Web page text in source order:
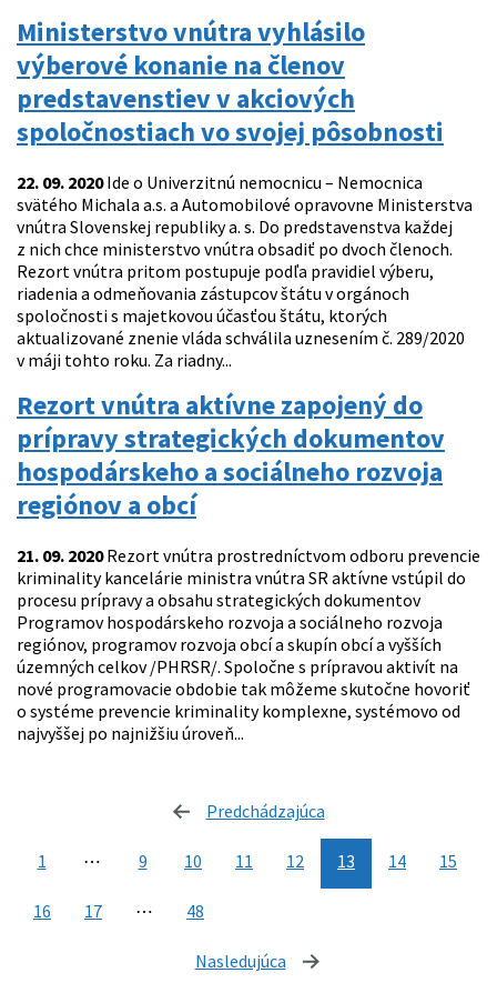
Ministerstvo vnútra vyhlásilo
výberové konanie na členov
predstavenstiev v akciových
spoločnostiach vo svojej pôsobnosti
22. 09. 2020Ide o Univerzitnú nemocnicu – Nemocnica
svätého Michala a.s. a Automobilové opravovne Ministerstva
vnútra Slovenskej republiky a. s. Do predstavenstva každej
z nich chce ministerstvo vnútra obsadiť po dvoch členoch.
Rezort vnútra pritom postupuje podľa pravidiel výberu,
riadenia a odmeňovania zástupcov štátu v orgánoch
spoločnosti s majetkovou účasťou štátu, ktorých
aktualizované znenie vláda schválila uznesením č. 289/2020
v máji tohto roku. Za riadny...
Rezort vnútra aktívne zapojený do
prípravy strategických dokumentov
hospodárskeho a sociálneho rozvoja
regiónov a obcí
21. 09. 2020Rezort vnútra prostredníctvom odboru prevencie
kriminality kancelárie ministra vnútra SR aktívne vstúpil do
procesu prípravy a obsahu strategických dokumentov
Programov hospodárskeho rozvoja a sociálneho rozvoja
regiónov, programov rozvoja obcí a skupín obcí a vyšších
územných celkov /PHRSR/. Spoločne s prípravou aktivít na
nové programovacie obdobie tak môžeme skutočne hovoriť
o systéme prevencie kriminality komplexne, systémovo od
najvyššej po najnižšiu úroveň...
Predchádzajúca
1 ⋯ 9 10 11 12 13 14 15
16 17 ⋯ 48
Nasledujúca stránka